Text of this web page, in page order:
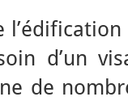
d’un
de